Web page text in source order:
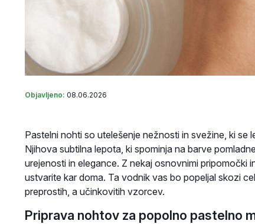
Objavljeno: 08.06.2026
Pastelni nohti so utelešenje nežnosti in svežine, ki se
Njihova subtilna lepota, ki spominja na barve
urejenosti in elegance. Z nekaj osnovnimi pripomočki
ustvarite kar doma. Ta vodnik vas bo popeljal skozi
preprostih, a učinkovitih vzorcev.
Priprava nohtov za popolno pastelno